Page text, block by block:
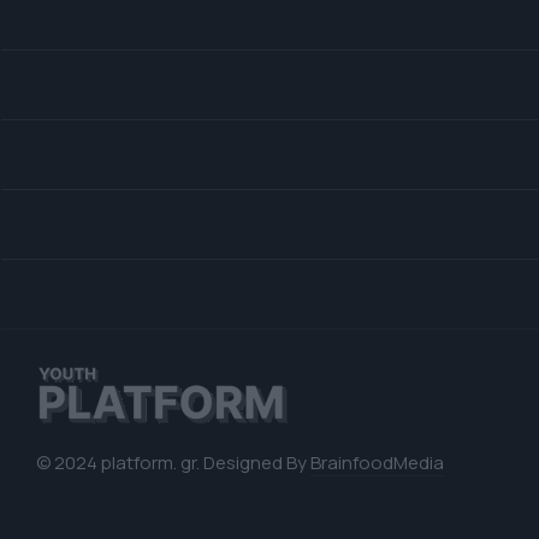
© 2024 platform. gr. Designed ByBrainfoodMedia